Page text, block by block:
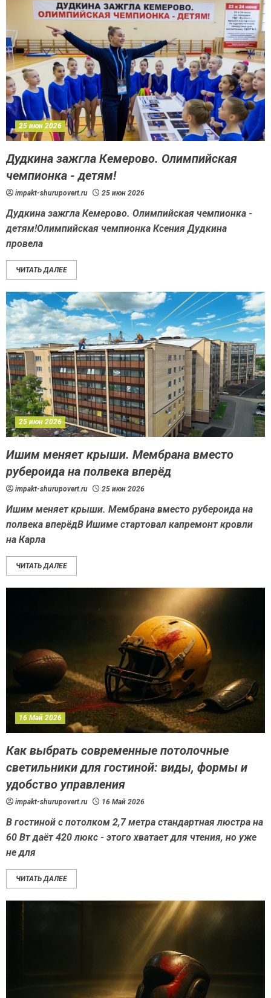
25 июн 2026
Дудкина зажгла Кемерово. Олимпийская
чемпионка - детям!
impakt-shurupovert.ru 25 июн 2026
Дудкина зажгла Кемерово. Олимпийская чемпионка -
детям!Олимпийская чемпионка Ксения Дудкина
провела
ЧИТАТЬ ДАЛЕЕ
25 июн 2026
Ишим меняет крыши. Мембрана вместо
рубероида на полвека вперёд
impakt-shurupovert.ru 25 июн 2026
Ишим меняет крыши. Мембрана вместо рубероида на
полвека вперёдВ Ишиме стартовал капремонт кровли
на Карла
ЧИТАТЬ ДАЛЕЕ
16 Май 2026
Как выбрать современные потолочные
светильники для гостиной: виды, формы и
удобство управления
impakt-shurupovert.ru 16 Май 2026
В гостиной с потолком 2,7 метра стандартная люстра на
60 Вт даёт 420 люкс - этого хватает для чтения, но уже
не для
ЧИТАТЬ ДАЛЕЕ